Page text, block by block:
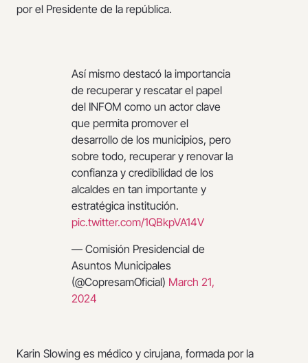
por el Presidente de la república.
Así mismo destacó la importancia
de recuperar y rescatar el papel
del INFOM como un actor clave
que permita promover el
desarrollo de los municipios, pero
sobre todo, recuperar y renovar la
confianza y credibilidad de los
alcaldes en tan importante y
estratégica institución.
pic.twitter.com/1QBkpVA14V
— Comisión Presidencial de
Asuntos Municipales
(@CopresamOficial) March 21,
2024
Karin Slowing es médico y cirujana, formada por la